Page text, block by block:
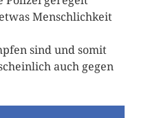
Menschlichkeit
sind und somit
auch gegen